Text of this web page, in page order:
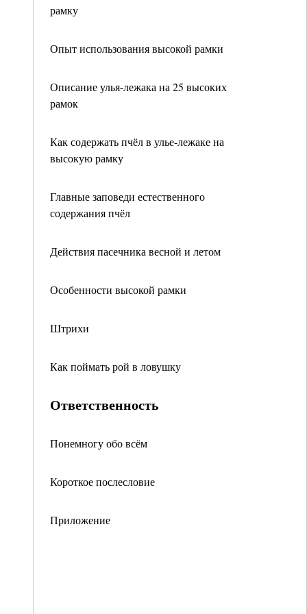
рамку
Опыт использования высокой рамки
Описание улья-лежака на 25 высоких
рамок
Как содержать пчёл в улье-лежаке на
высокую рамку
Главные заповеди естественного
содержания пчёл
Действия пасечника весной и летом
Особенности высокой рамки
Штрихи
Как поймать рой в ловушку
Ответственность
Понемногу обо всём
Короткое послесловие
Приложение